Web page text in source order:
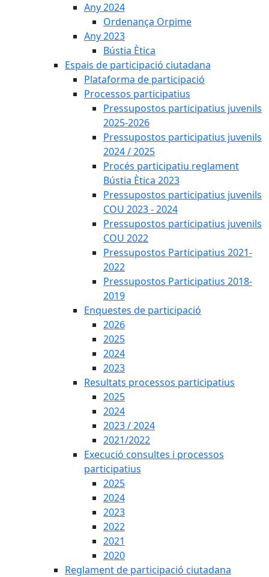
Any 2024
Ordenança Orpime
Any 2023
Bústia Ètica
Espais de participació ciutadana
Plataforma de participació
Processos participatius
Pressupostos participatius juvenils
2025-2026
Pressupostos participatius juvenils
2024 / 2025
Procés participatiu reglament
Bústia Ètica 2023
Pressupostos participatius juvenils
COU 2023 - 2024
Pressupostos participatius juvenils
COU 2022
Pressupostos Participatius 2021-
2022
Pressupostos Participatius 2018-
2019
Enquestes de participació
2026
2025
2024
2023
Resultats processos participatius
2025
2024
2023 / 2024
2021/2022
Execució consultes i processos
participatius
2025
2024
2023
2022
2021
2020
Reglament de participació ciutadana